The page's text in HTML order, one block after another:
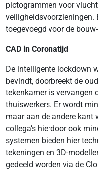
pictogrammen voor
veiligheidsvoorzieningen.
toegevoegd voor de
CAD in Coronatijd
De intelligente lockdown
bevindt, doorbreekt de
tekenkamer is vervangen
thuiswerkers. Er wordt
maar aan de andere kant
collega’s hierdoor ook
systemen bieden hier
tekeningen en 3D-
gedeeld worden via de